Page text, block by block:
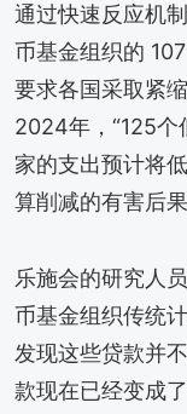
通过快速反应机
币基金组织的
要求各国采取紧
2024年，“125个
家的支出预计将
算削减的有害后果
乐施会的研究人
币基金组织传统
发现这些贷款并
款现在已经变成